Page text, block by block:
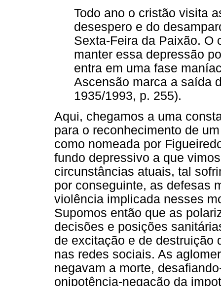
Todo ano o cristão visita
desespero e do
Sexta-Feira da Paixão. O
manter essa depressão
entra em uma fase
Ascensão marca a saída
1935/1993, p. 255).
Aqui, chegamos a uma
para o reconhecimento de
como nomeada por
fundo depressivo a que
circunstâncias atuais, tal
por conseguinte, as defesas
violência implicada nesses
Supomos então que as
decisões e posições
de excitação e de destruição
nas redes sociais. As
negavam a morte,
onipotência-negação da